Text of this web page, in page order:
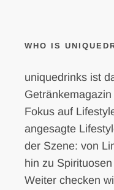
WHO IS
uniquedrinks ist
Fokus auf
angesagte
der Szene: von
hin zu
Weiter checken